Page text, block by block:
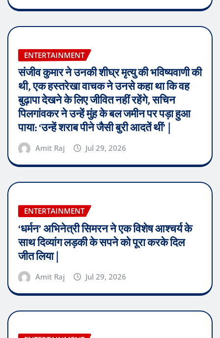
ENTERTAINMENT
संजीव कुमार ने उनकी शीघ्र मृत्यु की भविष्यवाणी की
थी, एक हस्तरेखा वाचक ने उनसे कहा था कि वह
बुढ़ापा देखने के लिए जीवित नहीं रहेंगे, सचिन
पिलगांवकर ने उन्हें मुंह के बल जमीन पर पड़ा हुआ
पाया: ‘उन्हें शराब पीने जैसी बुरी आदतें थीं’ |
Amit Raj Jul 29, 2026
ENTERTAINMENT
‘धर्मन’ अभिनेत्री सिमरन ने एक विशेष आश्चर्य के
साथ दिव्यांग लड़की के सपने को पूरा करके दिल
जीत लिया |
Amit Raj Jul 29, 2026